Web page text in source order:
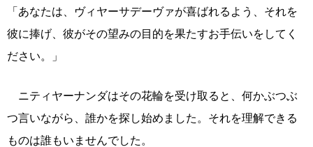
「あなたは、ヴィヤーサデーヴァが喜ばれるよう、それを
彼に捧げ、彼がその望みの目的を果たすお手伝いをしてく
ださい。」
ニティヤーナンダはその花輪を受け取ると、何かぶつぶ
つ言いながら、誰かを探し始めました。それを理解できる
ものは誰もいませんでした。